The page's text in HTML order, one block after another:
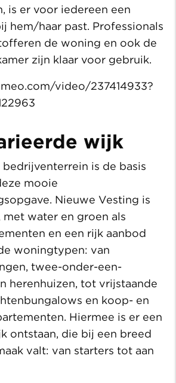
is er voor iedereen een
hem/haar past. Professionals
de woning en ook de
zijn klaar voor gebruik.
video/237414933?
wijk
is de basis
mooie
Nieuwe Vesting is
water en groen als
en een rijk aanbod
woningtypen: van
twee-onder-een-
herenhuizen, tot vrijstaande
en koop- en
Hiermee is er een
ontstaan, die bij een breed
valt: van starters tot aan